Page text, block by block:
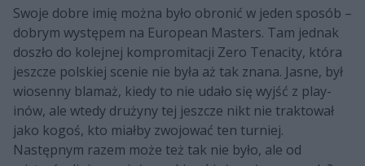
Swoje dobre imię można było obronić w jeden sposób –
dobrym występem na European Masters. Tam jednak
doszło do kolejnej kompromitacji Zero Tenacity, która
jeszcze polskiej scenie nie była aż tak znana. Jasne, był
wiosenny blamaż, kiedy to nie udało się wyjść z play-
inów, ale wtedy drużyny tej jeszcze nikt nie traktował
jako kogoś, kto miałby zwojować ten turniej.
Następnym razem może też tak nie było, ale od